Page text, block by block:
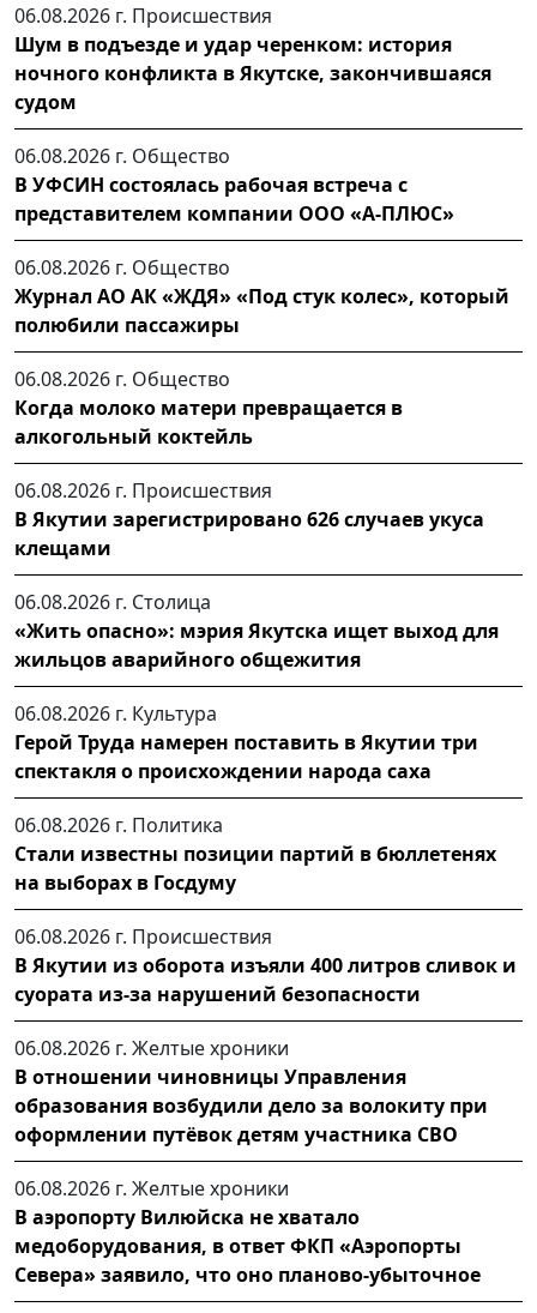
06.08.2026 г. Происшествия
Шум в подъезде и удар черенком: история
ночного конфликта в Якутске, закончившаяся
судом
06.08.2026 г. Общество
В УФСИН состоялась рабочая встреча с
представителем компании ООО «А-ПЛЮС»
06.08.2026 г. Общество
Журнал АО АК «ЖДЯ» «Под стук колес», который
полюбили пассажиры
06.08.2026 г. Общество
Когда молоко матери превращается в
алкогольный коктейль
06.08.2026 г. Происшествия
В Якутии зарегистрировано 626 случаев укуса
клещами
06.08.2026 г. Столица
«Жить опасно»: мэрия Якутска ищет выход для
жильцов аварийного общежития
06.08.2026 г. Культура
Герой Труда намерен поставить в Якутии три
спектакля о происхождении народа саха
06.08.2026 г. Политика
Стали известны позиции партий в бюллетенях
на выборах в Госдуму
06.08.2026 г. Происшествия
В Якутии из оборота изъяли 400 литров сливок и
суората из-за нарушений безопасности
06.08.2026 г. Желтые хроники
В отношении чиновницы Управления
образования возбудили дело за волокиту при
оформлении путёвок детям участника СВО
06.08.2026 г. Желтые хроники
В аэропорту Вилюйска не хватало
медоборудования, в ответ ФКП «Аэропорты
Севера» заявило, что оно планово-убыточное